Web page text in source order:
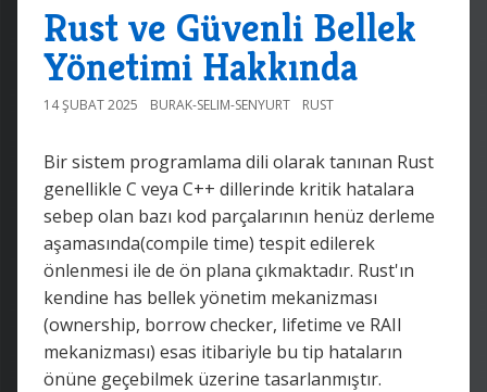
Rust ve Güvenli Bellek
Yönetimi Hakkında
14 ŞUBAT 2025 BURAK-SELIM-SENYURT RUST
Bir sistem programlama dili olarak tanınan Rust
genellikle C veya C++ dillerinde kritik hatalara
sebep olan bazı kod parçalarının henüz derleme
aşamasında(compile time) tespit edilerek
önlenmesi ile de ön plana çıkmaktadır. Rust'ın
kendine has bellek yönetim mekanizması
(ownership, borrow checker, lifetime ve RAII
mekanizması) esas itibariyle bu tip hataların
önüne geçebilmek üzerine tasarlanmıştır.